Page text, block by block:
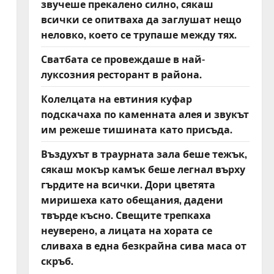
звучеше прекалено силно, сякаш
всички се опитваха да заглушат нещо
неловко, което се трупаше между тях.
Сватбата се провеждаше в най-
луксозния ресторант в района.
Колелцата на евтиния куфар
подскачаха по каменната алея и звукът
им режеше тишината като присъда.
Въздухът в траурната зала беше тежък,
сякаш мокър камък беше легнал върху
гърдите на всички. Дори цветята
миришеха като обещания, дадени
твърде късно. Свещите трепкаха
неуверено, а лицата на хората се
сливаха в една безкрайна сива маса от
скръб.